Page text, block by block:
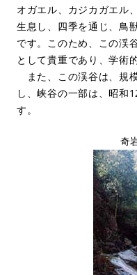
オガエル、カジカガエル
生息し、四季を通じ、鳥
です。このため、この渓
として貴重であり、学術
また、この渓谷は、規
し、峡谷の一部は、昭和
す。
奇